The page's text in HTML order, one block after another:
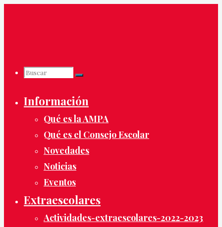
Buscar
Buscar:
Buscar
Información
Qué es la AMPA
Qué es el Consejo Escolar
Novedades
Noticias
Eventos
Extraescolares
Actividades-extraescolares-2022-2023